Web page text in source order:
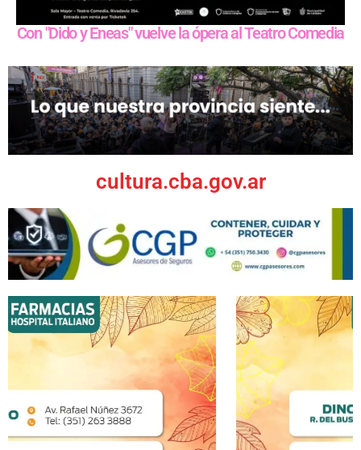
Con "Dido y Eneas" vuelve la ópera al Teatro Comedia
cultura.cba.gov.ar